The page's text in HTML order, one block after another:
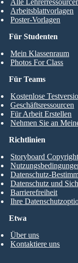
Für Studenten
Mein Klassenraum
Photos For Class
Alle
Arbeitsblattvorlagen
Poster-Vorlagen
Für Teams
Kostenlose
Geschäftsressourcen
Für Arbeit Erstellen
Nehmen Sie an
Etwa
Über uns
Kontaktiere uns
Richtlinien
Storyboard
Datenschutz-
Datenschutz und
Barrierefreiheit
Ihre